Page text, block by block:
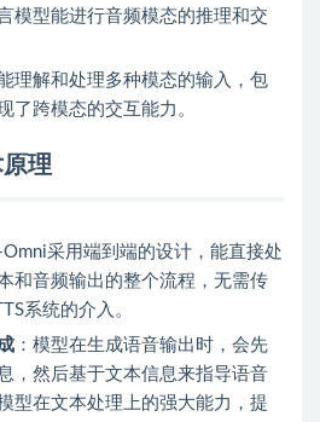
模型能进行音频模态的推理和交
理解和处理多种模态的输入，包
了跨模态的交互能力。
理
Omni采用端到端的设计，能直接处
和音频输出的整个流程，无需传
系统的介入。
：模型在生成语音输出时，会先
，然后基于文本信息来指导语音
型在文本处理上的强大能力，提